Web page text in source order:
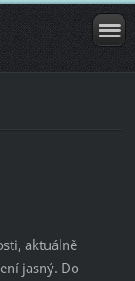
aktuálně
jasný. Do